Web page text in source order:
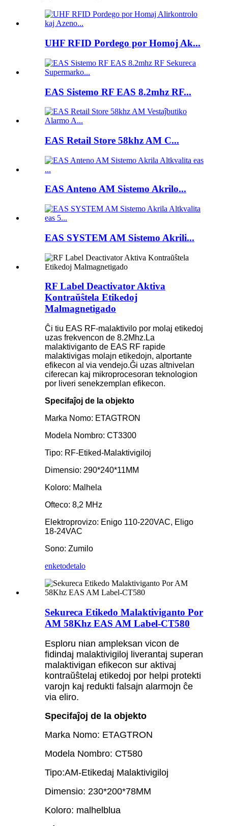
UHF RFID Pordego por Homoj Ak...
EAS Sistemo RF EAS 8.2mhz RF...
EAS Retail Store 58khz AM C...
EAS Anteno AM Sistemo Akrilo...
EAS SYSTEM AM Sistemo Akrili...
RF Label Deactivator Aktiva
Kontraŭŝtela Etikedoj
Malmagnetigado
Ĉi tiu EAS RF-malaktivilo por molaj etikedoj
uzas frekvencon de 8.2Mhz.La
malaktiviganto de EAS RF rapide
malaktivigas molajn etikedojn, alportante
efikecon al via vendejo.Ĝi uzas altnivelan
ciferecan kaj mikroprocesoran teknologion
por liveri senekzemplan efikecon.
Specifaĵoj de la objekto
Marka Nomo: ETAGTRON
Modela Nombro: CT3300
Tipo: RF-Etiked-Malaktivigiloj
Dimensio: 290*240*11MM
Koloro: Malhela
Ofteco: 8,2 MHz
Elektroprovizo: Enigo 110-220VAC, Eligo
18-24VAC
Sono: Zumilo
enketodetalo
Sekureca Etikedo Malaktiviganto Por
AM 58Khz EAS AM Label-CT580
Esploru nian ampleksan vicon de
fidindaj malaktivigiloj liverantaj superan
malaktivigan efikecon sur aktivaj
kontraŭŝtelaj etikedoj por helpi protekti
varojn kaj redukti falsajn alarmojn ĉe
via eliro.
Specifaĵoj de la objekto
Marka Nomo: ETAGTRON
Modela Nombro: CT580
Tipo:AM-Etikedaj Malaktivigiloj
Dimensio: 230*200*78MM
Koloro: malhelblua